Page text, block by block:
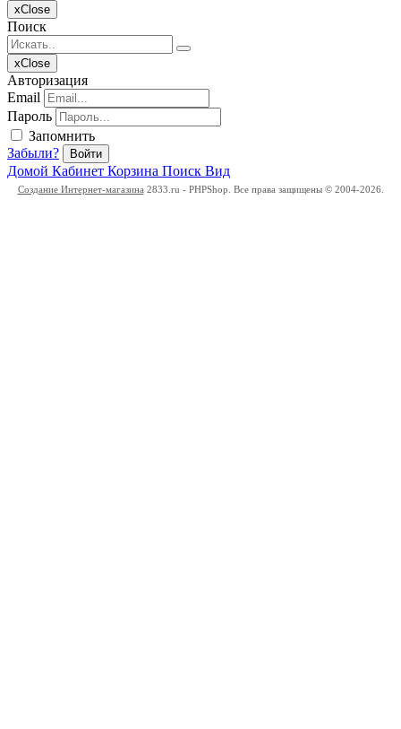
xClose
Поиск
xClose
Авторизация
Email
Пароль
Запомнить
Забыли?
Войти
Домой Кабинет Корзина Поиск Вид
Создание Интернет-магазина 2833.ru - PHPShop. Все права защищены © 2004-2026.